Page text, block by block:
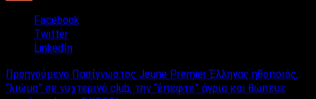
Facebook
Twitter
LinkedIn
Προηγούμενο Πασίγνωστος Jeune Premier Έλληνας ηθοποιός,
“λιώμα” σε νυχτερινό club, την “έπεφτε” άγρια και θώπευε